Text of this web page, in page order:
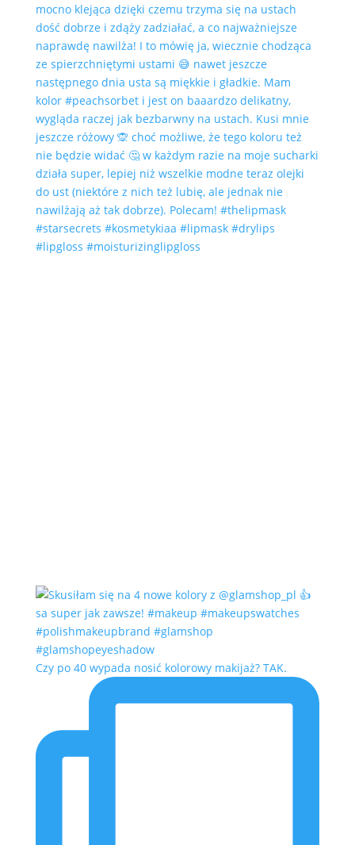
Czy po 40 wypada nosić kolorowy makijaż? TAK.